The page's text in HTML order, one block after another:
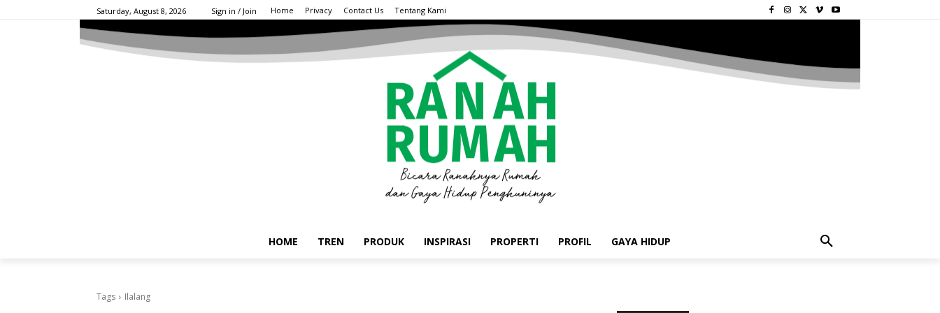
Saturday, August 8, 2026 Sign in / Join Home Privacy Contact Us Tentang Kami
HOME TREN PRODUK INSPIRASI PROPERTI PROFIL GAYA HIDUP
Tags Ilalang